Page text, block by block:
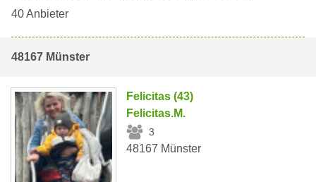
40Anbieter
48167 Münster
Felicitas (43)
Felicitas.M.
3
48167 Münster